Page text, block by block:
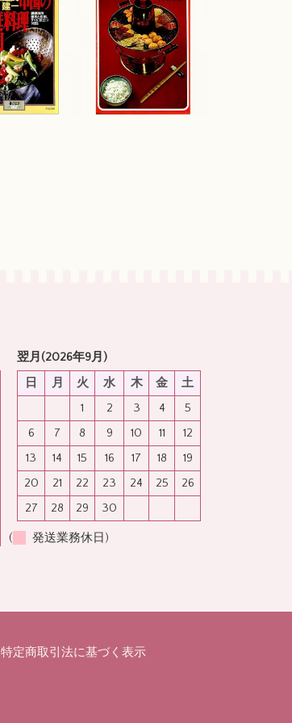
翌月(2026年9月)
日
月 火 水 木 金
土
1
2 3 4
5
6
7 8 9 10 11
12
13
14 15 16 17 18
19
20
21 22 23 24 25
26
27
28 29 30
( 発送業務休日)
特定商取引法に基づく表示